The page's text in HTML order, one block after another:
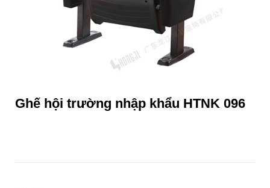
Ghế hội trường nhập khẩu HTNK 096